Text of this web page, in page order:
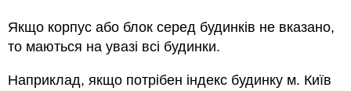
Якщо корпус або блок серед будинкiв не вказано,
то маються на увазi всi будинки.
Наприклад, якщо потрiбен індекс будинку м. Київ